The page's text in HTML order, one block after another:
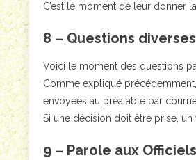
C’est le moment de leur donner
8 – Questions diverses
Voici le moment des questions
Comme expliqué
envoyées au préalable par
Si une décision doit être prise, un
9 – Parole aux Officiels